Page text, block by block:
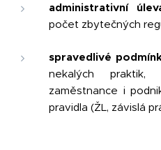
administrativní
počet zbytečných
spravedlivé
nekalých praktik,
zaměstnance i
pravidla (ŽL, závislá